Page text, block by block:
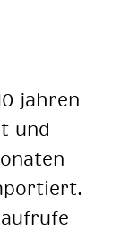
jahren
und